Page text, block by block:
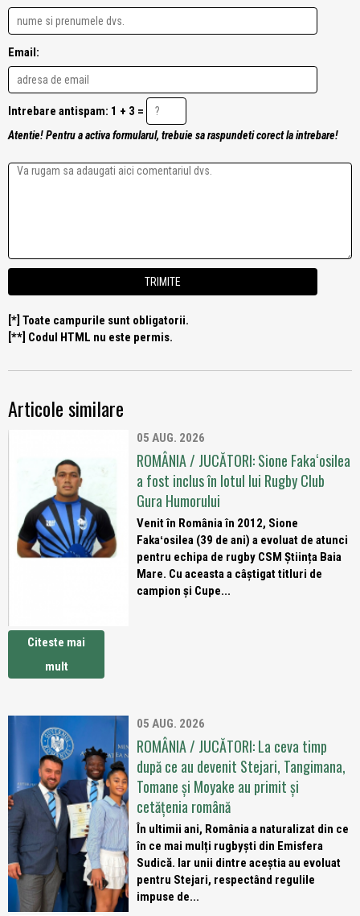
Email:
Intrebare antispam: 1 + 3 =
Atentie! Pentru a activa formularul, trebuie sa raspundeti corect la intrebare!
[*] Toate campurile sunt obligatorii.
[**] Codul HTML nu este permis.
Articole similare
05 AUG. 2026
ROMÂNIA / JUCĂTORI: Sione Fakaʻosilea
a fost inclus în lotul lui Rugby Club
Gura Humorului
Venit în România în 2012, Sione
Fakaʻosilea (39 de ani) a evoluat de atunci
pentru echipa de rugby CSM Știința Baia
Mare. Cu aceasta a câștigat titluri de
campion și Cupe...
Citeste mai
mult
05 AUG. 2026
ROMÂNIA / JUCĂTORI: La ceva timp
după ce au devenit Stejari, Tangimana,
Tomane și Moyake au primit și
cetățenia română
În ultimii ani, România a naturalizat din ce
în ce mai mulți rugbyști din Emisfera
Sudică. Iar unii dintre aceștia au evoluat
pentru Stejari, respectând regulile
impuse de...